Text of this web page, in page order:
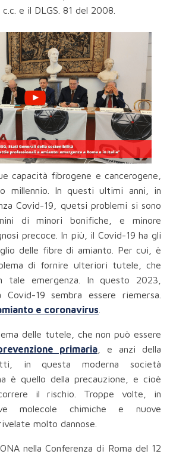
e il DLGS. 81 del 2008.
capacità fibrogene e cancerogene,
millennio. In questi ultimi anni, in
Covid-19, quetsi problemi si sono
di minori bonifiche, e minore
precoce. In più, il Covid-19 ha gli
delle fibre di amianto. Per cui, è
di fornire ulteriori tutele, che
tale emergenza. In questo 2023,
Covid-19 sembra essere riemersa.
e coronavirus
delle tutele, che non può essere
primaria , e anzi della
in questa moderna società
è quello della precauzione, e cioè
il rischio. Troppe volte, in
molecole chimiche e nuove
molto dannose.
nella Conferenza di Roma del 12